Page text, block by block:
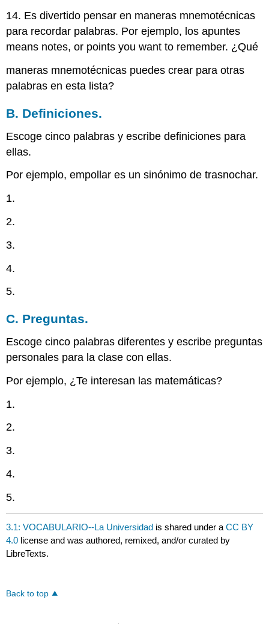
14. Es divertido pensar en maneras mnemotécnicas
para recordar palabras. Por ejemplo, los apuntes
means notes, or points you want to remember. ¿Qué
maneras mnemotécnicas puedes crear para otras
palabras en esta lista?
B. Definiciones.
Escoge cinco palabras y escribe definiciones para
ellas.
Por ejemplo, empollar es un sinónimo de trasnochar.
1.
2.
3.
4.
5.
C. Preguntas.
Escoge cinco palabras diferentes y escribe preguntas
personales para la clase con ellas.
Por ejemplo, ¿Te interesan las matemáticas?
1.
2.
3.
4.
5.
3.1: VOCABULARIO--La Universidad is shared under aCC BY
4.0 license and was authored, remixed, and/or curated by
LibreTexts.
Back to top